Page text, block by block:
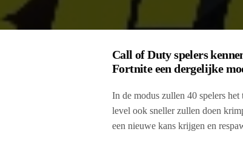
Call of Duty spelers
Fortnite een dergelijke
In de modus zullen 40 spelers
level ook sneller zullen doen
een nieuwe kans krijgen en